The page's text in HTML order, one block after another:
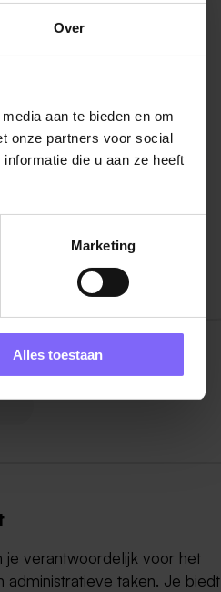
Over
aan te bieden en om
onze partners voor social
die u aan ze heeft
Marketing
Alles toestaan
verantwoordelijk voor het
administratieve taken. Je biedt